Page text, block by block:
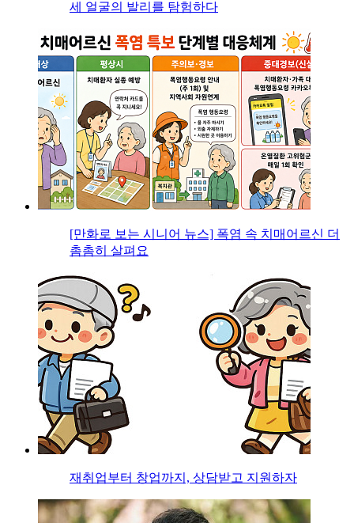
세 얼굴의 발리를 탐험하다
[만화로 보는 시니어 뉴스] 폭염 속 치매어르신 더
촘촘히 살펴요
재취업부터 창업까지, 상담받고 지원하자